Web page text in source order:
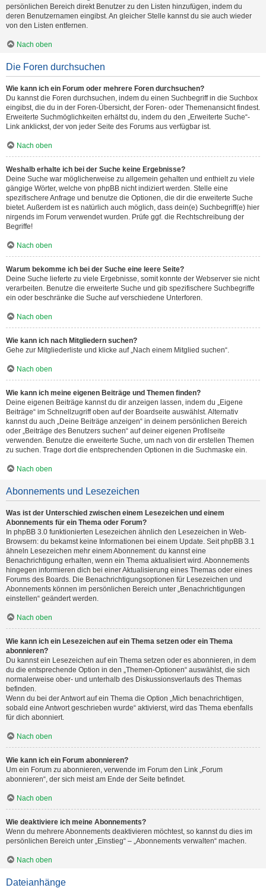
persönlichen Bereich direkt Benutzer zu den Listen hinzufügen, indem du
deren Benutzernamen eingibst. An gleicher Stelle kannst du sie auch wieder
von den Listen entfernen.
Nach oben
Die Foren durchsuchen
Wie kann ich ein Forum oder mehrere Foren durchsuchen?
Du kannst die Foren durchsuchen, indem du einen Suchbegriff in die Suchbox
eingibst, die du in der Foren-Übersicht, der Foren- oder Themenansicht findest.
Erweiterte Suchmöglichkeiten erhältst du, indem du den „Erweiterte Suche“-
Link anklickst, der von jeder Seite des Forums aus verfügbar ist.
Nach oben
Weshalb erhalte ich bei der Suche keine Ergebnisse?
Deine Suche war möglicherweise zu allgemein gehalten und enthielt zu viele
gängige Wörter, welche von phpBB nicht indiziert werden. Stelle eine
spezifischere Anfrage und benutze die Optionen, die dir die erweiterte Suche
bietet. Außerdem ist es natürlich auch möglich, dass dein(e) Suchbegriff(e) hier
nirgends im Forum verwendet wurden. Prüfe ggf. die Rechtschreibung der
Begriffe!
Nach oben
Warum bekomme ich bei der Suche eine leere Seite?
Deine Suche lieferte zu viele Ergebnisse, somit konnte der Webserver sie nicht
verarbeiten. Benutze die erweiterte Suche und gib spezifischere Suchbegriffe
ein oder beschränke die Suche auf verschiedene Unterforen.
Nach oben
Wie kann ich nach Mitgliedern suchen?
Gehe zur Mitgliederliste und klicke auf „Nach einem Mitglied suchen“.
Nach oben
Wie kann ich meine eigenen Beiträge und Themen finden?
Deine eigenen Beiträge kannst du dir anzeigen lassen, indem du „Eigene
Beiträge“ im Schnellzugriff oben auf der Boardseite auswählst. Alternativ
kannst du auch „Deine Beiträge anzeigen“ in deinem persönlichen Bereich
oder „Beiträge des Benutzers suchen“ auf deiner eigenen Profilseite
verwenden. Benutze die erweiterte Suche, um nach von dir erstellen Themen
zu suchen. Trage dort die entsprechenden Optionen in die Suchmaske ein.
Nach oben
Abonnements und Lesezeichen
Was ist der Unterschied zwischen einem Lesezeichen und einem
Abonnements für ein Thema oder Forum?
In phpBB 3.0 funktionierten Lesezeichen ähnlich den Lesezeichen in Web-
Browsern: du bekamst keine Informationen bei einem Update. Seit phpBB 3.1
ähneln Lesezeichen mehr einem Abonnement: du kannst eine
Benachrichtigung erhalten, wenn ein Thema aktualisiert wird. Abonnements
hingegen informieren dich bei einer Aktualisierung eines Themas oder eines
Forums des Boards. Die Benachrichtigungsoptionen für Lesezeichen und
Abonnements können im persönlichen Bereich unter „Benachrichtigungen
einstellen“ geändert werden.
Nach oben
Wie kann ich ein Lesezeichen auf ein Thema setzen oder ein Thema
abonnieren?
Du kannst ein Lesezeichen auf ein Thema setzen oder es abonnieren, in dem
du die entsprechende Option in den „Themen-Optionen“ auswählst, die sich
normalerweise ober- und unterhalb des Diskussionsverlaufs des Themas
befinden.
Wenn du bei der Antwort auf ein Thema die Option „Mich benachrichtigen,
sobald eine Antwort geschrieben wurde“ aktivierst, wird das Thema ebenfalls
für dich abonniert.
Nach oben
Wie kann ich ein Forum abonnieren?
Um ein Forum zu abonnieren, verwende im Forum den Link „Forum
abonnieren“, der sich meist am Ende der Seite befindet.
Nach oben
Wie deaktiviere ich meine Abonnements?
Wenn du mehrere Abonnements deaktivieren möchtest, so kannst du dies im
persönlichen Bereich unter „Einstieg“ – „Abonnements verwalten“ machen.
Nach oben
Dateianhänge